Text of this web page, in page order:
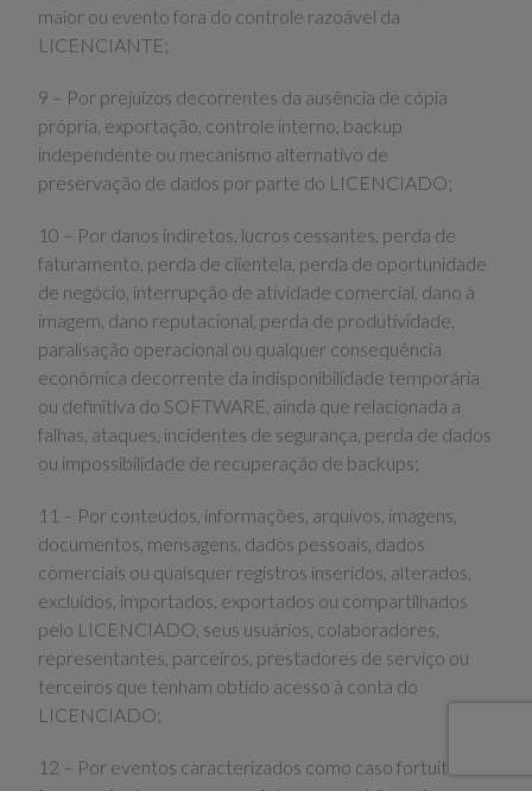
maior ou evento fora do controle razoável da
LICENCIANTE;
9 – Por prejuízos decorrentes da ausência de cópia
própria, exportação, controle interno, backup
independente ou mecanismo alternativo de
preservação de dados por parte do LICENCIADO;
10 – Por danos indiretos, lucros cessantes, perda de
faturamento, perda de clientela, perda de oportunidade
de negócio, interrupção de atividade comercial, dano à
imagem, dano reputacional, perda de produtividade,
paralisação operacional ou qualquer consequência
econômica decorrente da indisponibilidade temporária
ou definitiva do SOFTWARE, ainda que relacionada a
falhas, ataques, incidentes de segurança, perda de dados
ou impossibilidade de recuperação de backups;
11 – Por conteúdos, informações, arquivos, imagens,
documentos, mensagens, dados pessoais, dados
comerciais ou quaisquer registros inseridos, alterados,
excluídos, importados, exportados ou compartilhados
pelo LICENCIADO, seus usuários, colaboradores,
representantes, parceiros, prestadores de serviço ou
terceiros que tenham obtido acesso à conta do
LICENCIADO;
12 – Por eventos caracterizados como caso fortuito ou